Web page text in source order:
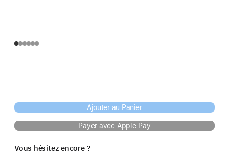
Ajouter au Panier
Payer avec Apple Pay
Vous hésitez encore ?